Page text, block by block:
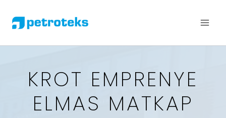
KROT EMPRENYE
ELMAS MATKAP